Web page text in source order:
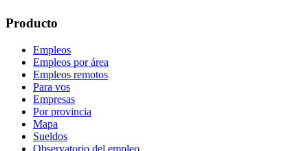
Producto
Empleos
Empleos por área
Empleos remotos
Para vos
Empresas
Por provincia
Mapa
Sueldos
Observatorio del empleo